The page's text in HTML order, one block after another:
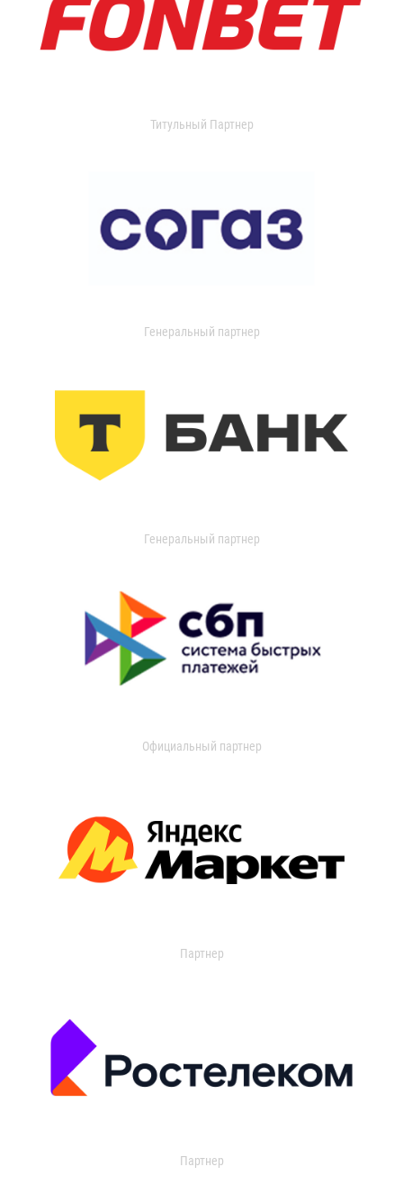
Титульный Партнер
Генеральный партнер
Генеральный партнер
Официальный партнер
Партнер
Партнер